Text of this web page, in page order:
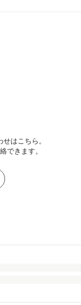
はこちら。
できます。